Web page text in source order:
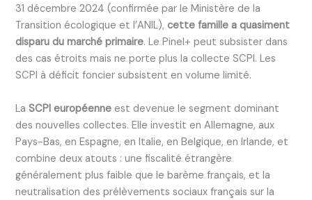
31 décembre 2024 (confirmée par le Ministère de la
Transition écologique et l’ANIL),cette famille a quasiment
disparu du marché primaire. Le Pinel+ peut subsister dans
des cas étroits mais ne porte plus la collecte SCPI. Les
SCPI à déficit foncier subsistent en volume limité.
La SCPI européenne est devenue le segment dominant
des nouvelles collectes. Elle investit en Allemagne, aux
Pays-Bas, en Espagne, en Italie, en Belgique, en Irlande, et
combine deux atouts : une fiscalité étrangère
généralement plus faible que le barème français, et la
neutralisation des prélèvements sociaux français sur la